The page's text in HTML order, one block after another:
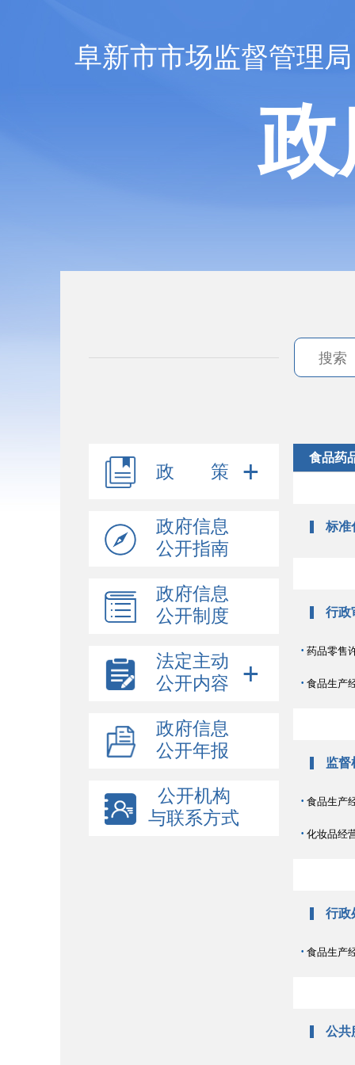
阜新市市场监督管理局
政 策
政府信息
公开指南
政府信息
公开制度
法定主动
公开内容
政府信息
公开年报
公开机构
与联系方式
食品药
标准
行政
· 药品零售
· 食品生产
监督
· 食品生产
· 化妆品经
行政
· 食品生产
公共